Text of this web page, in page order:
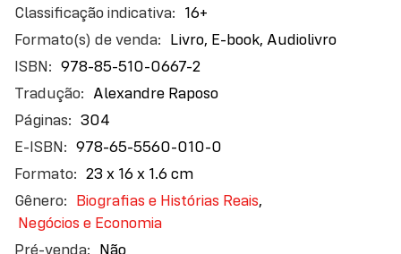
Mais
informações
16+
Livro, E-book, Audiolivro
978-85-510-0667-2
Alexandre Raposo
304
978-65-5560-010-0
23 x 16 x 1.6 cm
Biografias e Histórias Reais,
Negócios e Economia
Não